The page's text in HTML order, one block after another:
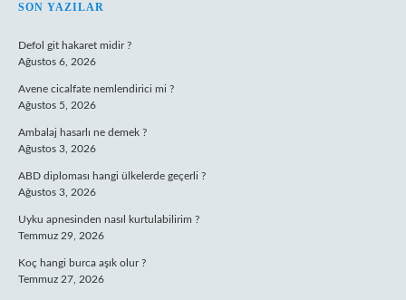
SIDEBAR
SON YAZILAR
Defol git hakaret midir ?
Ağustos 6, 2026
Avene cicalfate nemlendirici mi ?
Ağustos 5, 2026
Ambalaj hasarlı ne demek ?
Ağustos 3, 2026
ABD diploması hangi ülkelerde geçerli ?
Ağustos 3, 2026
Uyku apnesinden nasıl kurtulabilirim ?
Temmuz 29, 2026
Koç hangi burca aşık olur ?
Temmuz 27, 2026